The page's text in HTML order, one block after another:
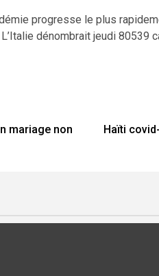
progresse le plus
dénombrait jeudi 80539
mariage non
Haïti